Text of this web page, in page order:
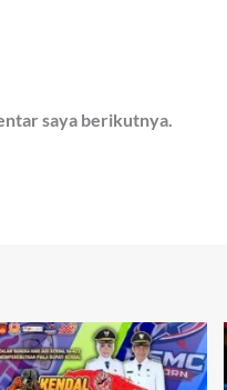
saya berikutnya.